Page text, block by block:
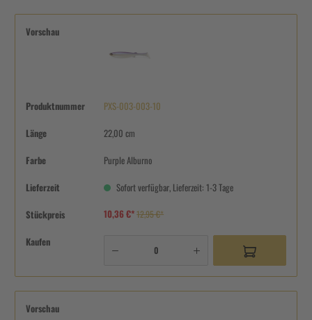
Vorschau
Produktnummer PXS-003-003-10
Länge 22,00 cm
Farbe Purple Alburno
Lieferzeit Sofort verfügbar, Lieferzeit: 1-3 Tage
Stückpreis 10,36 €*12,95 €*
Kaufen
Vorschau